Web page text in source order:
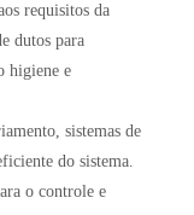
requisitos da
dutos para
higiene e
sistemas de
do sistema.
o controle e